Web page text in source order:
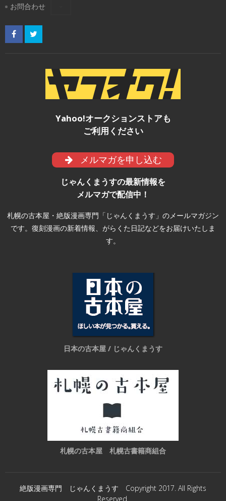
お問合わせ
Yahoo!オークションストアも
ご利用ください
メルマガを申し込む
じゃんくまうすの最新情報を
メルマガで配信中！
札幌の古本屋・絶版漫画専門「じゃんくまうす」のメールマガジン
です。復刻漫画の新着情報、がらくた日記などをお届けいたしま
す。
日本の古本屋 / じゃんくまうす
札幌の古本屋 札幌古書籍商組合
絶版漫画専門 じゃんくまうす Copyright 2017. All Rights
Reserved.